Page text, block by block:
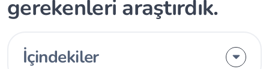
gerekenleri araştırdık.
İçindekiler